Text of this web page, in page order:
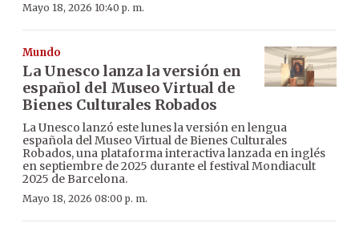
Mayo 18, 2026 10:40 p. m.
Mundo
La Unesco lanza la versión en
español del Museo Virtual de
Bienes Culturales Robados
La Unesco lanzó este lunes la versión en lengua
española del Museo Virtual de Bienes Culturales
Robados, una plataforma interactiva lanzada en inglés
en septiembre de 2025 durante el festival Mondiacult
2025 de Barcelona.
Mayo 18, 2026 08:00 p. m.